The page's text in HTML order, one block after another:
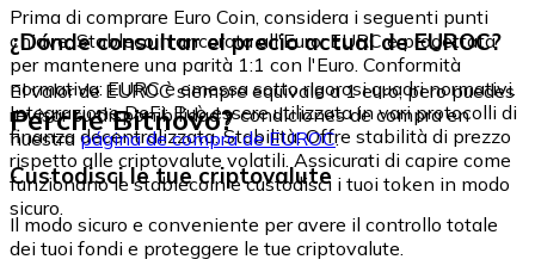
Prima di comprare Euro Coin, considera i seguenti punti
chiave: Stablecoin ancorata all'Euro: EURC è progettata
per mantenere una parità 1:1 con l'Euro. Conformità
normativa: EURC è emessa sotto rigorosi quadri normativi.
Integrazione DeFi: Può essere utilizzata in vari protocolli di
finanza decentralizzata. Stabilità: Offre stabilità di prezzo
rispetto alle criptovalute volatili. Assicurati di capire come
funzionano le stablecoin e custodisci i tuoi token in modo
sicuro.
¿Dónde consultar el precio actual de EUROC?
El valor de EUROC siempre equivale a 1 euro, pero puedes
revisar su disponibilidad y condiciones de compra en
nuestrapágina de compra de EUROC.
Perché Bitnovo?
Custodisci le tue criptovalute
Il modo sicuro e conveniente per avere il controllo totale
dei tuoi fondi e proteggere le tue criptovalute.